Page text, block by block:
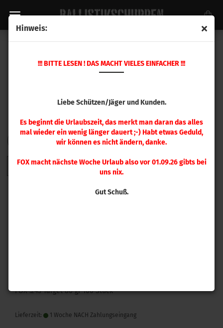
Hinweis:
!!! BITTE LESEN ! DAS MACHT VIELES EINFACHER !!!
Liebe Schützen/Jäger und Kunden.
Es beginnt die Urlaubszeit, das merkt man daran das alles
mal wieder ein wenig länger dauert ;-) Habt etwas Geduld,
wir können es nicht ändern, danke.
FOX macht nächste Woche Urlaub also vor 01.09.26 gibts bei
uns nix.
Gut Schuß.
FILTERSortieren nach
Sortieren nach 48 pro Seite
pro Seite
2 »
FOX .243 Target 80 gr 100 Stück
Lieferzeit: 1 Woche NACH Zahlungseingang